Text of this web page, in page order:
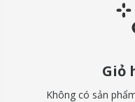
Giỏ
Không có sản